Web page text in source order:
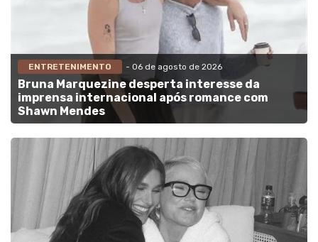
ENTRETENIMENTO - 06 de agosto de 2026
Bruna Marquezine desperta interesse da
imprensa internacional após romance com
Shawn Mendes